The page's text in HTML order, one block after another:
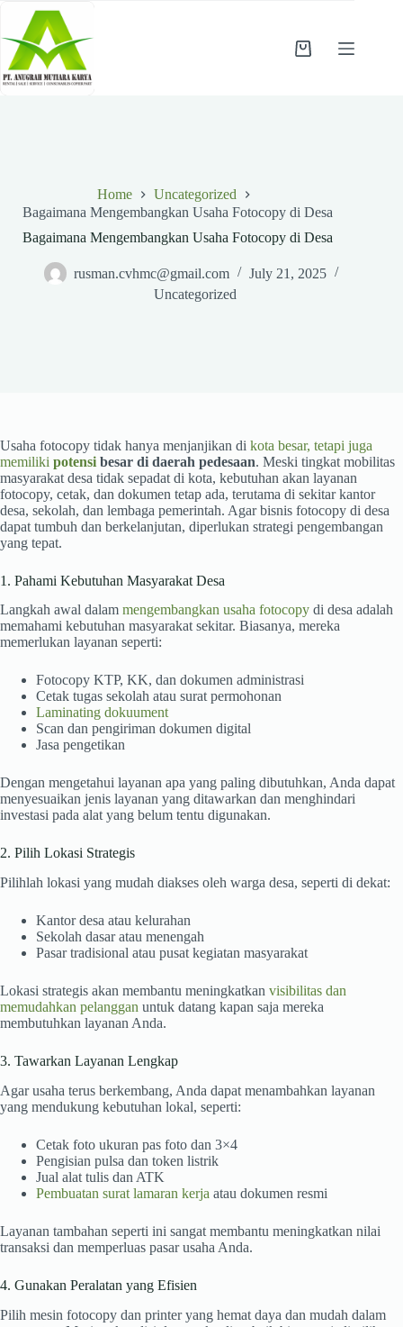
content
Shopping
Home
Uncategorized
Bagaimana Mengembangkan Usaha Fotocopy di Desa
Bagaimana Mengembangkan Usaha Fotocopy di Desa
rusman.cvhmc@gmail.com
July 21, 2025
Uncategorized
Usaha fotocopy tidak hanya menjanjikan di kota besar, tetapi juga
memiliki potensi besar di daerah pedesaan. Meski tingkat mobilitas
masyarakat desa tidak sepadat di kota, kebutuhan akan layanan
fotocopy, cetak, dan dokumen tetap ada, terutama di sekitar kantor
desa, sekolah, dan lembaga pemerintah. Agar bisnis fotocopy di desa
dapat tumbuh dan berkelanjutan, diperlukan strategi pengembangan
yang tepat.
1. Pahami Kebutuhan Masyarakat Desa
Langkah awal dalam mengembangkan usaha fotocopy di desa adalah
memahami kebutuhan masyarakat sekitar. Biasanya, mereka
memerlukan layanan seperti:
Fotocopy KTP, KK, dan dokumen administrasi
Cetak tugas sekolah atau surat permohonan
Laminating dokuument
Scan dan pengiriman dokumen digital
Jasa pengetikan
Dengan mengetahui layanan apa yang paling dibutuhkan, Anda dapat
menyesuaikan jenis layanan yang ditawarkan dan menghindari
investasi pada alat yang belum tentu digunakan.
2. Pilih Lokasi Strategis
Pilihlah lokasi yang mudah diakses oleh warga desa, seperti di dekat:
Kantor desa atau kelurahan
Sekolah dasar atau menengah
Pasar tradisional atau pusat kegiatan masyarakat
Lokasi strategis akan membantu meningkatkan visibilitas dan
memudahkan pelanggan untuk datang kapan saja mereka
membutuhkan layanan Anda.
3. Tawarkan Layanan Lengkap
Agar usaha terus berkembang, Anda dapat menambahkan layanan
yang mendukung kebutuhan lokal, seperti:
Cetak foto ukuran pas foto dan 3×4
Pengisian pulsa dan token listrik
Jual alat tulis dan ATK
Pembuatan surat lamaran kerja atau dokumen resmi
Layanan tambahan seperti ini sangat membantu meningkatkan nilai
transaksi dan memperluas pasar usaha Anda.
4. Gunakan Peralatan yang Efisien
Pilih mesin fotocopy dan printer yang hemat daya dan mudah dalam